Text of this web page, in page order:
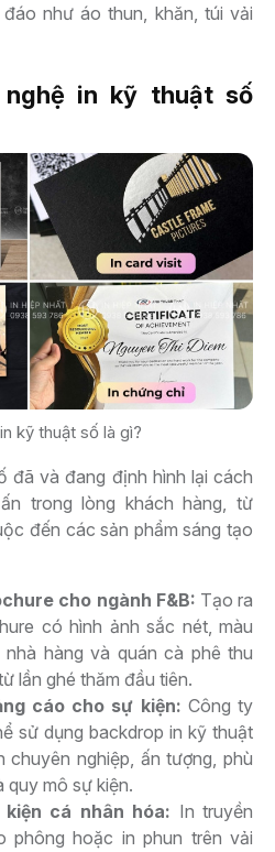
như áo thun, khăn, túi vải
nghệ in kỹ thuật số
kỹ thuật số là gì?
đã và đang định hình lại cách
trong lòng khách hàng, từ
đến các sản phẩm sáng tạo
cho ngành F&B: Tạo ra
có hình ảnh sắc nét, màu
hàng và quán cà phê thu
lần ghé thăm đầu tiên.
cáo cho sự kiện: Công ty
sử dụng backdrop in kỹ thuật
chuyên nghiệp, ấn tượng, phù
quy mô sự kiện.
cá nhân hóa: In truyền
phông hoặc in phun trên vải